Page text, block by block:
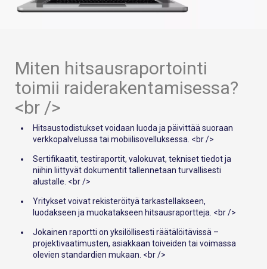
Miten hitsausraportointi
toimii raiderakentamisessa?
<br />
Hitsaustodistukset voidaan luoda ja päivittää suoraan
verkkopalvelussa tai mobiilisovelluksessa. <br />
Sertifikaatit, testiraportit, valokuvat, tekniset tiedot ja
niihin liittyvät dokumentit tallennetaan turvallisesti
alustalle. <br />
Yritykset voivat rekisteröityä tarkastellakseen,
luodakseen ja muokatakseen hitsausraportteja. <br />
Jokainen raportti on yksilöllisesti räätälöitävissä –
projektivaatimusten, asiakkaan toiveiden tai voimassa
olevien standardien mukaan. <br />